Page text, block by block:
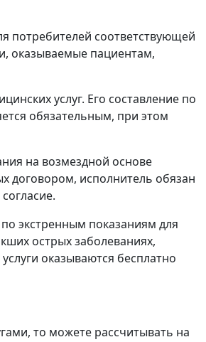
потребителей соответствующей
оказываемые пациентам,
услуг. Его составление по
обязательным, при этом
на возмездной основе
договором, исполнитель обязан
экстренным показаниям для
острых заболеваниях,
оказываются бесплатно
то можете рассчитывать на